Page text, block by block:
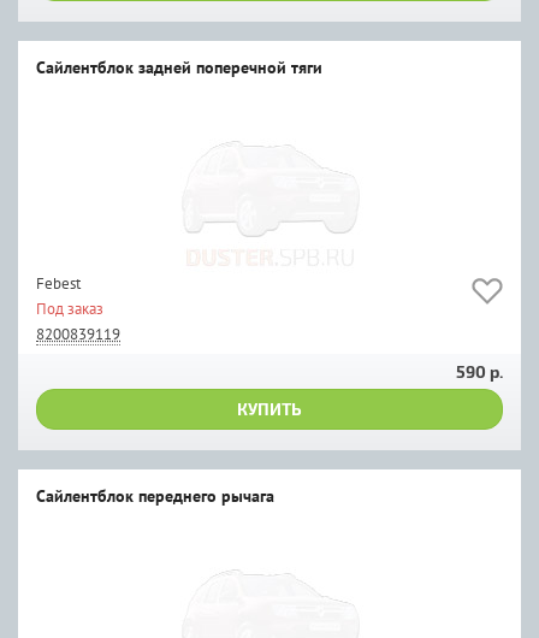
Сайлентблок задней поперечной тяги
Febest
Под заказ
8200839119
590 р.
КУПИТЬ
Сайлентблок переднего рычага